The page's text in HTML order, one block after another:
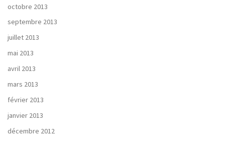
octobre 2013
septembre 2013
juillet 2013
mai 2013
avril 2013
mars 2013
février 2013
janvier 2013
décembre 2012